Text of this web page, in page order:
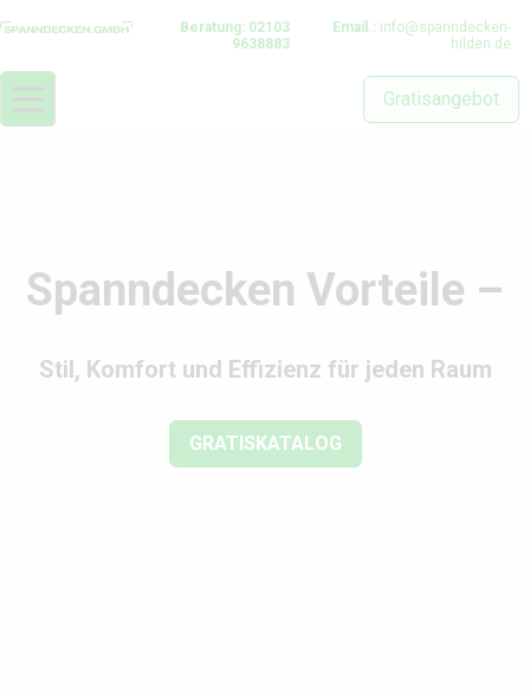
Beratung: 02103
9638883
Email.: info@spanndecken-
hilden.de
Gratisangebot
Spanndecken Vorteile –
Stil, Komfort und Effizienz für jeden Raum
GRATISKATALOG